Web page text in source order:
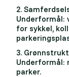
2.
Underformål:
for sykkel,
3.
Underformål:
parker.